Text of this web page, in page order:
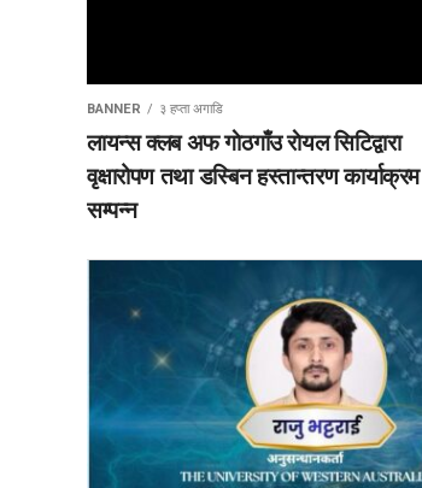
BANNER ३ हप्ता अगाडि
लायन्स क्लब अफ गाेठगाँउ राेयल सिटिद्वारा
वृक्षारोपण तथा डस्बिन हस्तान्तरण कार्याक्रम
सम्पन्न